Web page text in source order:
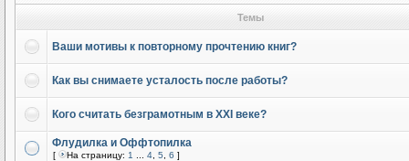
Темы
Ваши мотивы к повторному прочтению книг?
Как вы снимаете усталость после работы?
Кого считать безграмотным в XXI веке?
Флудилка и Оффтопилка
[ На страницу: 1 4 5 6 ]